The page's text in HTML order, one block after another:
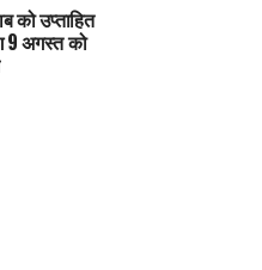
को उप्ताहित
9 अगस्त को